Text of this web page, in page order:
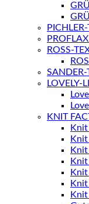
ROSS-
SANDER-
LOVELY-
KNIT